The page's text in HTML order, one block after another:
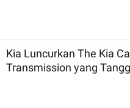
Kia Luncurkan The Kia
Transmission yang